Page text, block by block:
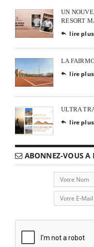
UN
RESORT
 lire plus
LA
 lire plus
ULTRA
 lire plus
ABONNEZ-VOUS A